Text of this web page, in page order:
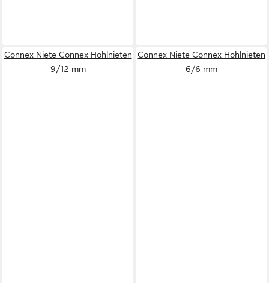
Connex Niete Connex Hohlnieten
9/12 mm
Connex Niete Connex Hohlnieten
6/6 mm